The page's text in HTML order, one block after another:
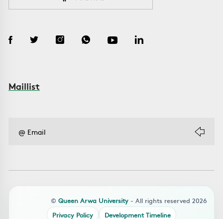
Maillist
© Queen Arwa University - All rights reserved 2026
Privacy Policy
Development Timeline